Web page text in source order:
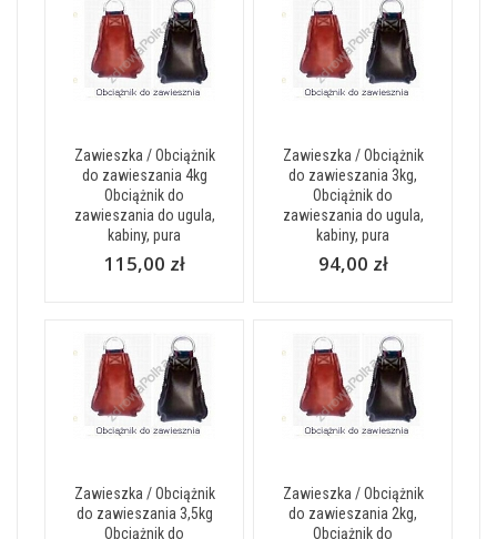
Zawieszka / Obciążnik
do zawieszania 4kg
Obciążnik do
zawieszania do ugula,
kabiny, pura
115,00 zł
Zawieszka / Obciążnik
do zawieszania 3kg,
Obciążnik do
zawieszania do ugula,
kabiny, pura
94,00 zł
Zawieszka / Obciążnik
do zawieszania 3,5kg
Obciążnik do
Zawieszka / Obciążnik
do zawieszania 2kg,
Obciążnik do